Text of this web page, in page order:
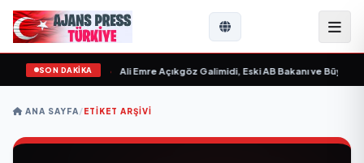
SON DAKİKA
“ yayımlandı Ali Emre Açıkgöz Galimidi, Eski AB Bakanı ve
ANA SAYFA/ETIKET ARŞIVI